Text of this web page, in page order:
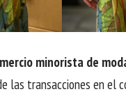
minorista de
las transacciones en el